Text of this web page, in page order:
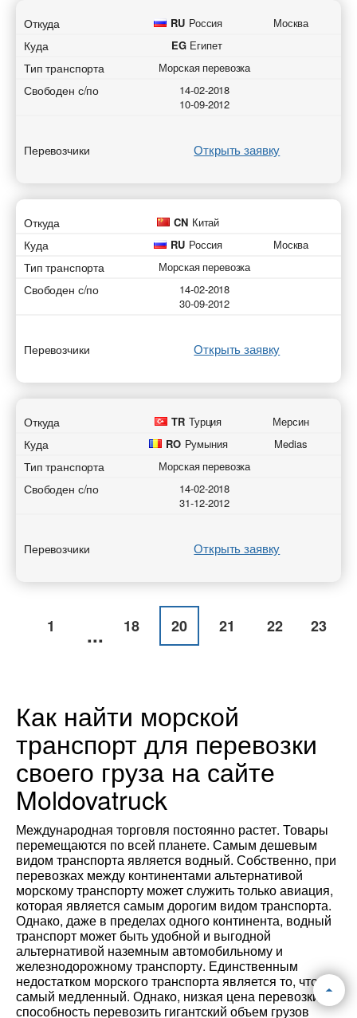
Откуда RU Россия Москва
Куда EG Египет
Тип транспорта Морская перевозка
Свободен с/по
14-02-2018
10-09-2012
Перевозчики Открыть заявку
Откуда CN Китай
Куда RU Россия Москва
Тип транспорта Морская перевозка
Свободен с/по
14-02-2018
30-09-2012
Перевозчики Открыть заявку
Откуда TR Турция Мерсин
Куда RO Румыния Medias
Тип транспорта Морская перевозка
Свободен с/по
14-02-2018
31-12-2012
Перевозчики Открыть заявку
1 ... 18 20 21 22 23
Как найти морской
транспорт для перевозки
своего груза на сайте
Moldovatruck
Международная торговля постоянно растет. Товары
перемещаются по всей планете. Самым дешевым
видом транспорта является водный. Собственно, при
перевозках между континентами альтернативой
морскому транспорту может служить только авиация,
которая является самым дорогим видом транспорта.
Однако, даже в пределах одного континента, водный
транспорт может быть удобной и выгодной
альтернативой наземным автомобильному и
железнодорожному транспорту. Единственным
недостатком морского транспорта является то, что он
самый медленный. Однако, низкая цена перевозки и
способность перевозить гигантский объем грузов